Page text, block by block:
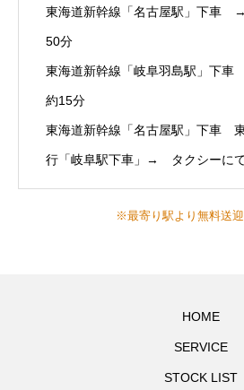
東海道新幹線「名古屋駅」下車
50分
東海道新幹線「岐阜羽島駅」下
約15分
東海道新幹線「名古屋駅」下車
行「岐阜駅下車」→ タクシーに
※最寄り駅より無料送迎
HOME
SERVICE
STOCK LIST